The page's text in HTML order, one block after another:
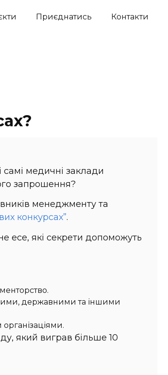
Приєднатись Контакти
самі медичні заклади
запрошення?
менеджменту та
конкурсах”.
есе, які секрети допоможуть
державними та іншими
який виграв більше 10